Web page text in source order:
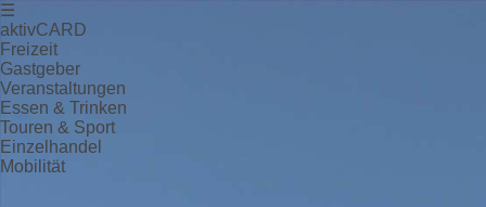
☰
aktivCARD
Freizeit
Gastgeber
Veranstaltungen
Essen & Trinken
Touren & Sport
Einzelhandel
Mobilität